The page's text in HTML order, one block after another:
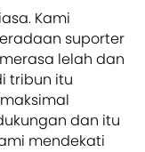
Kami
suporter
lelah dan
tribun itu
dan itu
mendekati